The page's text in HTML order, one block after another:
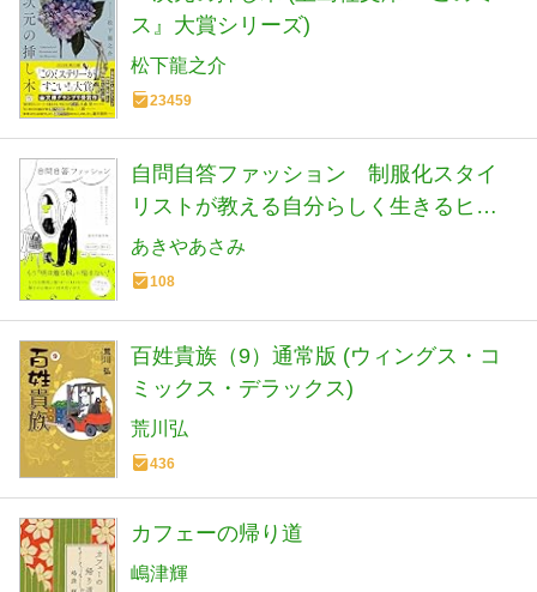
ス』大賞シリーズ)
松下龍之介
23459
自問自答ファッション 制服化スタイ
リストが教える自分らしく生きるヒン
ト
あきやあさみ
108
百姓貴族（9）通常版 (ウィングス・コ
ミックス・デラックス)
荒川弘
436
カフェーの帰り道
嶋津輝